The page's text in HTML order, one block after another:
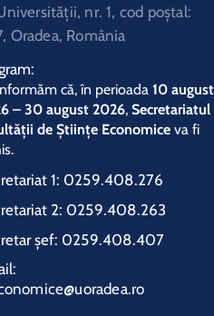
nr. 1, cod poştal:
Oradea, România
că, în perioada 10 august
– 30 august 2026, Secretariatul
de Științe Economice va fi
1: 0259.408.276
2: 0259.408.263
şef: 0259.408.407